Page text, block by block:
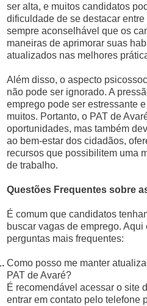
ser alta, e muitos candidatos
dificuldade de se destacar
sempre aconselhável que os
maneiras de aprimorar suas
atualizados nas melhores
Além disso, o aspecto
não pode ser ignorado. A
emprego pode ser estressante
muitos. Portanto, o PAT de
oportunidades, mas também
ao bem-estar dos cidadãos,
recursos que possibilitem uma
de trabalho.
Questões Frequentes sobre
É comum que candidatos
buscar vagas de emprego.
perguntas mais frequentes:
Como posso me manter
PAT de Avaré?
É recomendável acessar o site
entrar em contato pelo telefone